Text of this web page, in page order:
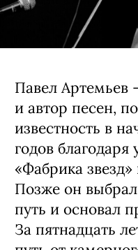
Павел Артемьев